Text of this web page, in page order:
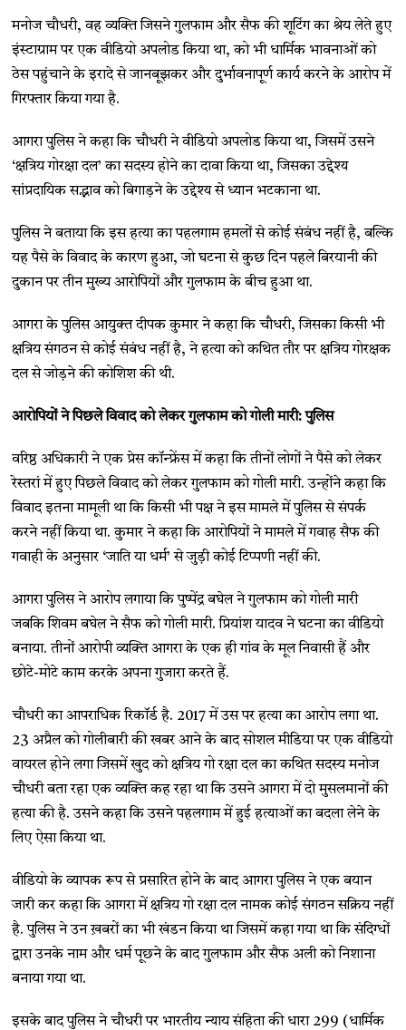
मनोज चौधरी, वह व्यक्ति जिसने गुलफाम और सैफ की शूटिंग का श्रेय लेते हुए
इंस्टाग्राम पर एक वीडियो अपलोड किया था, को भी धार्मिक भावनाओं को
ठेस पहुंचाने के इरादे से जानबूझकर और दुर्भावनापूर्ण कार्य करने के आरोप में
गिरफ्तार किया गया है.
आगरा पुलिस ने कहा कि चौधरी ने वीडियो अपलोड किया था, जिसमें उसने
‘क्षत्रिय गोरक्षा दल’ का सदस्य होने का दावा किया था, जिसका उद्देश्य
सांप्रदायिक सद्भाव को बिगाड़ने के उद्देश्य से ध्यान भटकाना था.
पुलिस ने बताया कि इस हत्या का पहलगाम हमलों से कोई संबंध नहीं है, बल्कि
यह पैसे के विवाद के कारण हुआ, जो घटना से कुछ दिन पहले बिरयानी की
दुकान पर तीन मुख्य आरोपियों और गुलफाम के बीच हुआ था.
आगरा के पुलिस आयुक्त दीपक कुमार ने कहा कि चौधरी, जिसका किसी भी
क्षत्रिय संगठन से कोई संबंध नहीं है, ने हत्या को कथित तौर पर क्षत्रिय गोरक्षक
दल से जोड़ने की कोशिश की थी.
आरोपियों ने पिछले विवाद को लेकर गुलफाम को गोली मारी: पुलिस
वरिष्ठ अधिकारी ने एक प्रेस कॉन्फ्रेंस में कहा कि तीनों लोगों ने पैसे को लेकर
रेस्तरां में हुए पिछले विवाद को लेकर गुलफाम को गोली मारी. उन्होंने कहा कि
विवाद इतना मामूली था कि किसी भी पक्ष ने इस मामले में पुलिस से संपर्क
करने नहीं किया था. कुमार ने कहा कि आरोपियों ने मामले में गवाह सैफ की
गवाही के अनुसार ‘जाति या धर्म’ से जुड़ी कोई टिप्पणी नहीं की.
आगरा पुलिस ने आरोप लगाया कि पुष्पेंद्र बघेल ने गुलफाम को गोली मारी
जबकि शिवम बघेल ने सैफ को गोली मारी. प्रियांश यादव ने घटना का वीडियो
बनाया. तीनों आरोपी व्यक्ति आगरा के एक ही गांव के मूल निवासी हैं और
छोटे-मोटे काम करके अपना गुजारा करते हैं.
चौधरी का आपराधिक रिकॉर्ड है. 2017 में उस पर हत्या का आरोप लगा था.
23 अप्रैल को गोलीबारी की खबर आने के बाद सोशल मीडिया पर एक वीडियो
वायरल होने लगा जिसमें खुद को क्षत्रिय गो रक्षा दल का कथित सदस्य मनोज
चौधरी बता रहा एक व्यक्ति कह रहा था कि उसने आगरा में दो मुसलमानों की
हत्या की है. उसने कहा कि उसने पहलगाम में हुई हत्याओं का बदला लेने के
लिए ऐसा किया था.
वीडियो के व्यापक रूप से प्रसारित होने के बाद आगरा पुलिस ने एक बयान
जारी कर कहा कि आगरा में क्षत्रिय गो रक्षा दल नामक कोई संगठन सक्रिय नहीं
है. पुलिस ने उन ख़बरों का भी खंडन किया था जिसमें कहा गया था कि संदिग्धों
द्वारा उनके नाम और धर्म पूछने के बाद गुलफाम और सैफ अली को निशाना
बनाया गया था.
इसके बाद पुलिस ने चौधरी पर भारतीय न्याय संहिता की धारा 299 (धार्मिक